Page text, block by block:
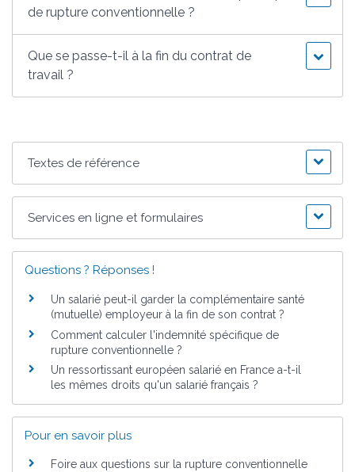
de rupture conventionnelle ?
Que se passe-t-il à la fin du contrat de
travail ?
Textes de référence
Services en ligne et formulaires
Questions ? Réponses !
Un salarié peut-il garder la complémentaire santé
(mutuelle) employeur à la fin de son contrat ?
Comment calculer l'indemnité spécifique de
rupture conventionnelle ?
Un ressortissant européen salarié en France a-t-il
les mêmes droits qu'un salarié français ?
Pour en savoir plus
Foire aux questions sur la rupture conventionnelle